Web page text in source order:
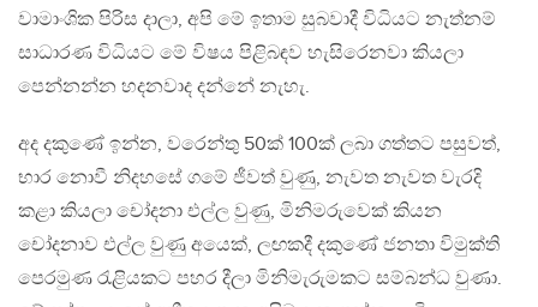
වාමාංශික පිරිස දාලා, අපි මේ ඉතාම සුබවාදී විධියට නැත්නම්
සාධාරණ විධියට මේ විෂය පිළිබඳව හැසිරෙනවා කියලා
පෙන්නන්න හදනවාද දන්නේ නැහැ.
අද දකුණේ ඉන්න, වරෙන්තු 50ක් 100ක් ලබා ගත්තට පසුවත්,
භාර නොවී නිදහසේ ගමේ ජීවත් වුණු, නැවත නැවත වැරදි
කළා කියලා චෝදනා එල්ල වුණු, මිනිමරුවෙක් කියන
චෝදනාව එල්ල වුණු අයෙක්, ලඟකදී දකුණේ ජනතා විමුක්ති
පෙරමුණ රැළියකට පහර දීලා මිනිමැරුමකට සම්බන්ධ වුණා.